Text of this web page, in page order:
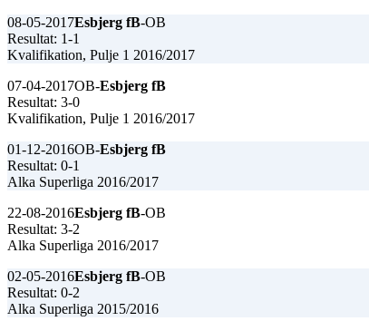
08-05-2017Esbjerg fB-OB
Resultat: 1-1
Kvalifikation, Pulje 1 2016/2017
07-04-2017OB-Esbjerg fB
Resultat: 3-0
Kvalifikation, Pulje 1 2016/2017
01-12-2016OB-Esbjerg fB
Resultat: 0-1
Alka Superliga 2016/2017
22-08-2016Esbjerg fB-OB
Resultat: 3-2
Alka Superliga 2016/2017
02-05-2016Esbjerg fB-OB
Resultat: 0-2
Alka Superliga 2015/2016